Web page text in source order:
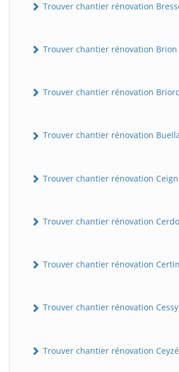
Trouver chantier rénovation
Trouver chantier rénovation Brion
Trouver chantier rénovation
Trouver chantier rénovation
Trouver chantier rénovation
Trouver chantier rénovation
Trouver chantier rénovation
Trouver chantier rénovation Cessy
Trouver chantier rénovation